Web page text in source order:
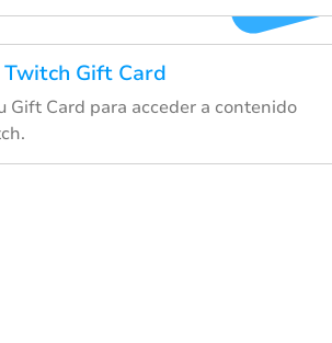
Gift Card
Gift Card para acceder a contenido